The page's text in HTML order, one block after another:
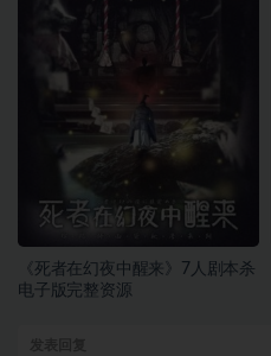
《死者在幻夜中醒来》7人剧本杀
电子版完整资源